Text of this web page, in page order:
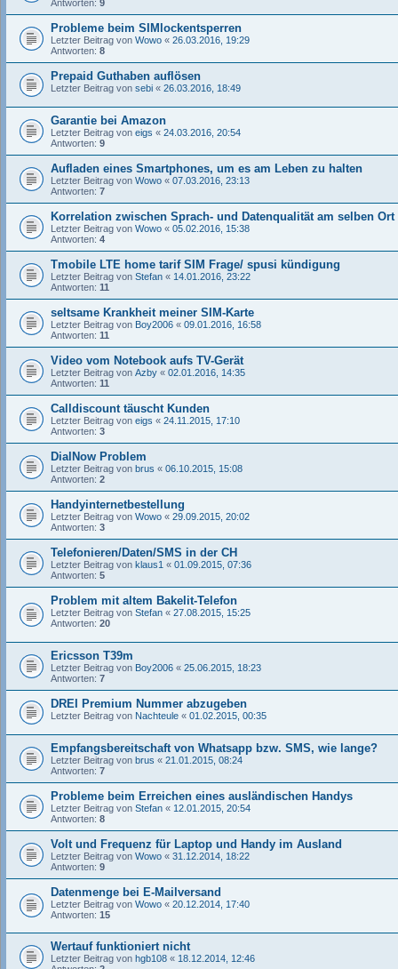
Antworten: 9
Probleme beim SIMlockentsperren
Letzter Beitrag von Wowo « 26.03.2016, 19:29
Antworten: 8
Prepaid Guthaben auflösen
Letzter Beitrag von sebi « 26.03.2016, 18:49
Garantie bei Amazon
Letzter Beitrag von eigs « 24.03.2016, 20:54
Antworten: 9
Aufladen eines Smartphones, um es am Leben zu halten
Letzter Beitrag von Wowo « 07.03.2016, 23:13
Antworten: 7
Korrelation zwischen Sprach- und Datenqualität am selben Ort
Letzter Beitrag von Wowo « 05.02.2016, 15:38
Antworten: 4
Tmobile LTE home tarif SIM Frage/ spusi kündigung
Letzter Beitrag von Stefan « 14.01.2016, 23:22
Antworten: 11
seltsame Krankheit meiner SIM-Karte
Letzter Beitrag von Boy2006 « 09.01.2016, 16:58
Antworten: 11
Video vom Notebook aufs TV-Gerät
Letzter Beitrag von Azby « 02.01.2016, 14:35
Antworten: 11
Calldiscount täuscht Kunden
Letzter Beitrag von eigs « 24.11.2015, 17:10
Antworten: 3
DialNow Problem
Letzter Beitrag von brus « 06.10.2015, 15:08
Antworten: 2
Handyinternetbestellung
Letzter Beitrag von Wowo « 29.09.2015, 20:02
Antworten: 3
Telefonieren/Daten/SMS in der CH
Letzter Beitrag von klaus1 « 01.09.2015, 07:36
Antworten: 5
Problem mit altem Bakelit-Telefon
Letzter Beitrag von Stefan « 27.08.2015, 15:25
Antworten: 20
Ericsson T39m
Letzter Beitrag von Boy2006 « 25.06.2015, 18:23
Antworten: 7
DREI Premium Nummer abzugeben
Letzter Beitrag von Nachteule « 01.02.2015, 00:35
Empfangsbereitschaft von Whatsapp bzw. SMS, wie lange?
Letzter Beitrag von brus « 21.01.2015, 08:24
Antworten: 7
Probleme beim Erreichen eines ausländischen Handys
Letzter Beitrag von Stefan « 12.01.2015, 20:54
Antworten: 8
Volt und Frequenz für Laptop und Handy im Ausland
Letzter Beitrag von Wowo « 31.12.2014, 18:22
Antworten: 9
Datenmenge bei E-Mailversand
Letzter Beitrag von Wowo « 20.12.2014, 17:40
Antworten: 15
Wertauf funktioniert nicht
Letzter Beitrag von hgb108 « 18.12.2014, 12:46